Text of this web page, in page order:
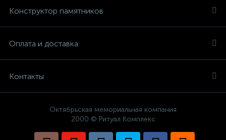
Конструктор памятников
Оплата и доставка
Контакты
Октябрьская мемориальная компания
2000 © Ритуал Комплекс